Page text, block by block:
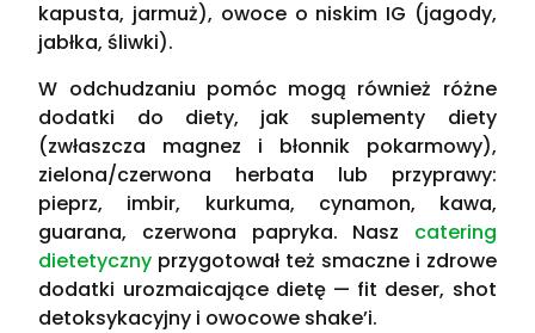
kapusta, jarmuż), owoce o niskim IG (jagody,
jabłka, śliwki).
W odchudzaniu pomóc mogą również różne
dodatki do diety, jak suplementy diety
(zwłaszcza magnez i błonnik pokarmowy),
zielona/czerwona herbata lub przyprawy:
pieprz, imbir, kurkuma, cynamon, kawa,
guarana, czerwona papryka. Nasz catering
dietetyczny przygotował też smaczne i zdrowe
dodatki urozmaicające dietę — fit deser, shot
detoksykacyjny i owocowe shake’i.